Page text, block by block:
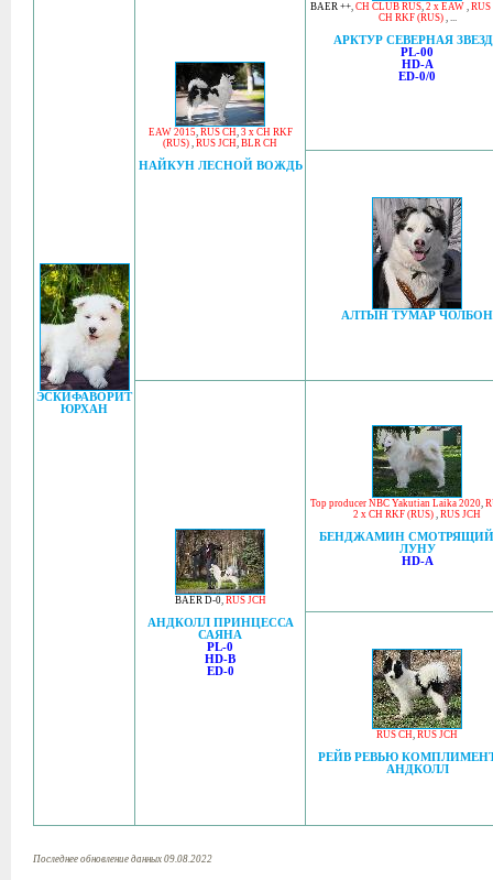
ЭСКИФАВОРИТ
ЮРХАН
EAW 2015, RUS CH, 3 x CH RKF
(RUS) , RUS JCH, BLR CH
НАЙКУН ЛЕСНОЙ ВОЖДЬ
BAER ++, CH CLUB RUS, 2 x EAW, RUS
CH RKF (RUS), ...
АРКТУР СЕВЕРНАЯ
PL-00
HD-A
ED-0/0
АЛТЫН ТУМАР ЧОЛБОН
BAER D-0, RUS JCH
АНДКОЛЛ ПРИНЦЕССА
САЯНА
PL-0
HD-B
ED-0
Top producer NBC Yakutian Laika 2020,
2 x CH RKF (RUS) , RUS JCH
БЕНДЖАМИН
ЛУНУ
HD-A
RUS CH, RUS JCH
РЕЙВ РЕВЬЮ
АНДКОЛЛ
Последнее обновление данных 09.08.2022